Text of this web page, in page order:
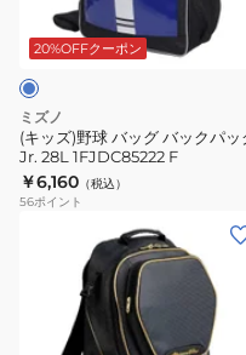
ク
パ
ッ
ク
40L
1FJDD00109
グ
バ
ッ
ク
パ
ッ
1FJDC85222
20%OFFクーポン
ミズノ
(キッズ)野球 バッグ バックパッ
Jr. 28L 1FJDC85222 F
￥6,160 （税込）
56ポイント
ラ
ッ